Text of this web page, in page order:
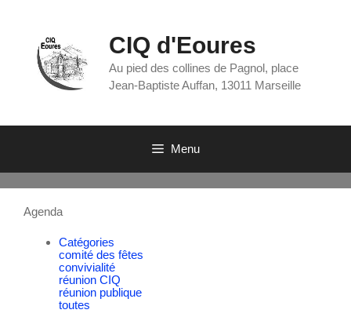
CIQ d'Eoures
Au pied des collines de Pagnol, place
Jean-Baptiste Auffan, 13011 Marseille
Menu
Agenda
Catégories
comité des fêtes
convivialité
réunion CIQ
réunion publique
toutes